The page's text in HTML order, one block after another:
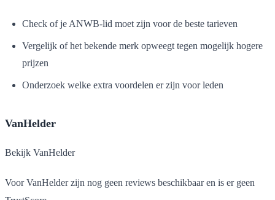
Check of je ANWB-lid moet zijn voor de beste tarieven
Vergelijk of het bekende merk opweegt tegen mogelijk hogere
prijzen
Onderzoek welke extra voordelen er zijn voor leden
VanHelder
Bekijk VanHelder
Voor VanHelder zijn nog geen reviews beschikbaar en is er geen